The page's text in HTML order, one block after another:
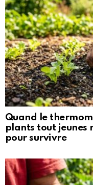
Quand le
plants tout jeunes
pour survivre